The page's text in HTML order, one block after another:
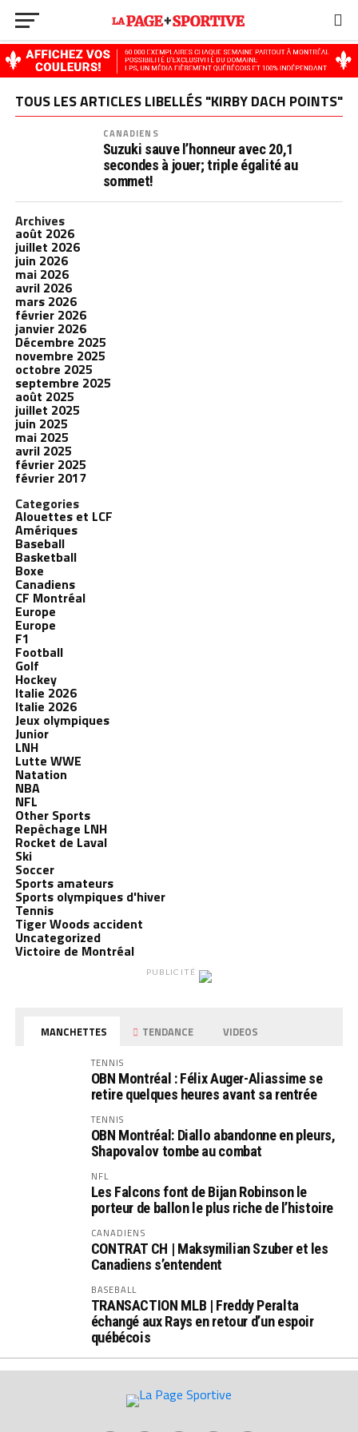
TOUS LES ARTICLES LIBELLÉS "KIRBY DACH POINTS"
CANADIENS
Suzuki sauve l’honneur avec 20,1
secondes à jouer; triple égalité au
sommet!
Archives
août 2026
juillet 2026
juin 2026
mai 2026
avril 2026
mars 2026
février 2026
janvier 2026
Décembre 2025
novembre 2025
octobre 2025
septembre 2025
août 2025
juillet 2025
juin 2025
mai 2025
avril 2025
février 2025
février 2017
Categories
Alouettes et LCF
Amériques
Baseball
Basketball
Boxe
Canadiens
CF Montréal
Europe
Europe
F1
Football
Golf
Hockey
Italie 2026
Italie 2026
Jeux olympiques
Junior
LNH
Lutte WWE
Natation
NBA
NFL
Other Sports
Repêchage LNH
Rocket de Laval
Ski
Soccer
Sports amateurs
Sports olympiques d'hiver
Tennis
Tiger Woods accident
Uncategorized
Victoire de Montréal
PUBLICITÉ
MANCHETTES TENDANCE VIDEOS
TENNIS
OBN Montréal : Félix Auger-Aliassime se
retire quelques heures avant sa rentrée
TENNIS
OBN Montréal: Diallo abandonne en pleurs,
Shapovalov tombe au combat
NFL
Les Falcons font de Bijan Robinson le
porteur de ballon le plus riche de l’histoire
CANADIENS
CONTRAT CH | Maksymilian Szuber et les
Canadiens s’entendent
BASEBALL
TRANSACTION MLB | Freddy Peralta
échangé aux Rays en retour d’un espoir
québécois